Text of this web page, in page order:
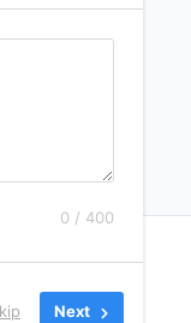
0 / 400
Next